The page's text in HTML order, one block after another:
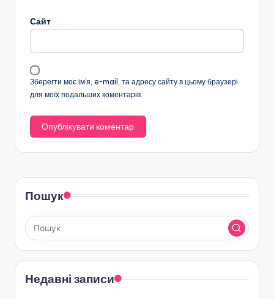
Сайт
Зберегти моє ім'я, e-mail, та адресу сайту в цьому браузері
для моїх подальших коментарів.
Пошук
Недавні записи